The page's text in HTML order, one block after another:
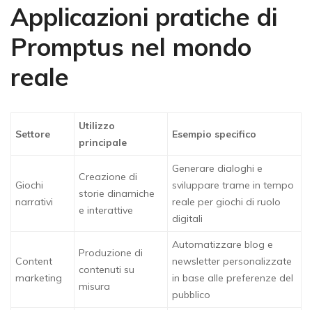
Applicazioni pratiche di
Promptus nel mondo
reale
Settore
Utilizzo
principale
Esempio specifico
Giochi
narrativi
Creazione di
storie dinamiche
e interattive
Generare dialoghi e
sviluppare trame in tempo
reale per giochi di ruolo
digitali
Content
marketing
Produzione di
contenuti su
misura
Automatizzare blog e
newsletter personalizzate
in base alle preferenze del
pubblico